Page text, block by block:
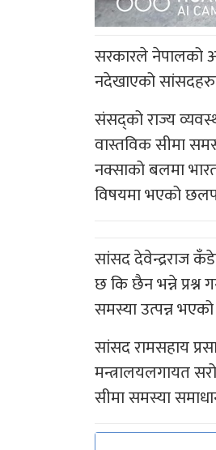
सरकारले नेपालको
नदेखाएको
संसद्को राज्य
वास्तविक सीमा
नक्साको बलमा
विषयमा भएको
सांसद देवेन्द्रराज
छ कि छैन भन्ने प्रश्न
समस्या उत्पन्न
सांसद रामसहाय
मन्त्रालयलगायत
सीमा समस्या